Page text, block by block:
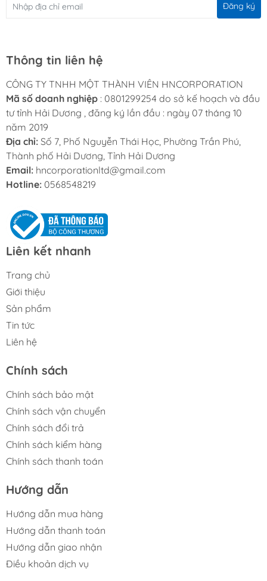
Đăng ký
Thông tin liên hệ
CÔNG TY TNHH MỘT THÀNH VIÊN HNCORPORATION
Mã số doanh nghiệp : 0801299254 do sở kế hoạch và đầu
tư tỉnh Hải Dương , đăng ký lần đầu : ngày 07 tháng 10
năm 2019
Địa chỉ: Số 7, Phố Nguyễn Thái Học, Phường Trần Phú,
Thành phố Hải Dương, Tỉnh Hải Dương
Email: hncorporationltd@gmail.com
Hotline: 0568548219
Liên kết nhanh
Trang chủ
Giới thiệu
Sản phẩm
Tin tức
Liên hệ
Chính sách
Chính sách bảo mật
Chính sách vận chuyển
Chính sách đổi trả
Chính sách kiểm hàng
Chính sách thanh toán
Hướng dẫn
Hướng dẫn mua hàng
Hướng dẫn thanh toán
Hướng dẫn giao nhận
Điều khoản dịch vụ